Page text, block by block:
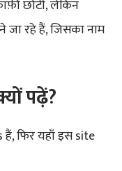
छोटी, लेकिन
जा रहे हैं, जिसका नाम
पढ़ें?
फिर यहाँ इस site